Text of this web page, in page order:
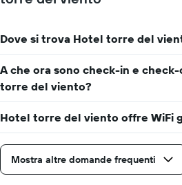
Dove si trova Hotel torre del
A che ora sono check-in e
torre del viento?
Hotel torre del viento offre WiFi
Mostra altre domande frequenti